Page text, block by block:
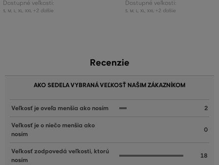
Dostupné veľkosti:
S M L XL XXL +2 ďalšie
Dostupné veľkosti:
S M L XL XXL +2 ďalšie
Recenzie
AKO SEDELA VYBRANÁ VEĽKOSŤ NAŠIM ZÁKAZNÍKOM
Veľkosť je oveľa menšia ako nosím 2
Veľkosť je o niečo menšia ako
nosím
0
Veľkosť zodpovedá veľkosti, ktorú
nosím
18